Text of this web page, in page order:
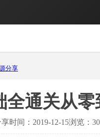
分享
全通关从
享时间：2019-12-15浏览：